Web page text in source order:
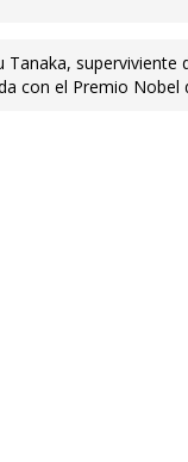
Tanaka,
con el Premio Nobel